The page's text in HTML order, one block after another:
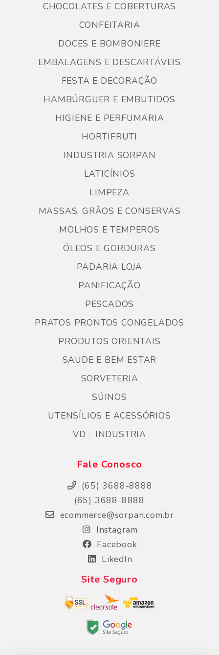
CHOCOLATES E COBERTURAS
CONFEITARIA
DOCES E BOMBONIERE
EMBALAGENS E DESCARTÁVEIS
FESTA E DECORAÇÃO
HAMBÚRGUER E EMBUTIDOS
HIGIENE E PERFUMARIA
HORTIFRUTI
INDUSTRIA SORPAN
LATICÍNIOS
LIMPEZA
MASSAS, GRÃOS E CONSERVAS
MOLHOS E TEMPEROS
ÓLEOS E GORDURAS
PADARIA LOJA
PANIFICAÇÃO
PESCADOS
PRATOS PRONTOS CONGELADOS
PRODUTOS ORIENTAIS
SAUDE E BEM ESTAR
SORVETERIA
SÚINOS
UTENSÍLIOS E ACESSÓRIOS
VD - INDUSTRIA
Fale Conosco
(65) 3688-8888
(65) 3688-8888
ecommerce@sorpan.com.br
Instagram
Facebook
LikedIn
Site Seguro